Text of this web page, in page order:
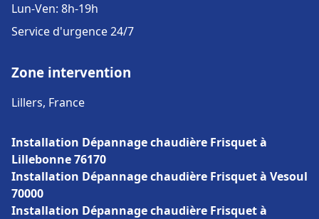
Lun-Ven: 8h-19h
Service d'urgence 24/7
Zone intervention
Lillers, France
Installation Dépannage chaudière Frisquet à
Lillebonne 76170
Installation Dépannage chaudière Frisquet à Vesoul
70000
Installation Dépannage chaudière Frisquet à